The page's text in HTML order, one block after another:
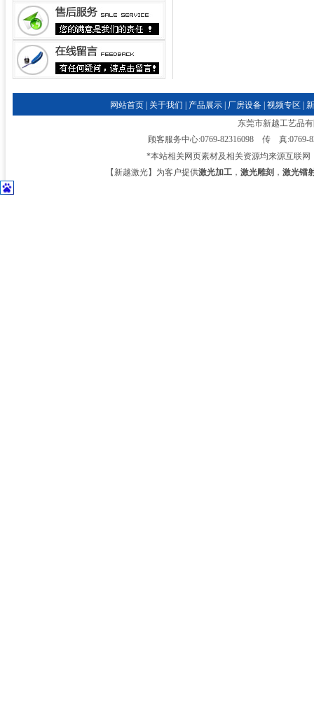
网站首页 关于我们 产品展示 厂房设备 视频专区
东莞市新越工艺品
顾客服务中心:0769-82316098 传 真:0769-
*本站相关网页素材及相关资源均来源互联
【新越激光】为客户提供激光加工 ， 激光雕刻 ， 激光镭